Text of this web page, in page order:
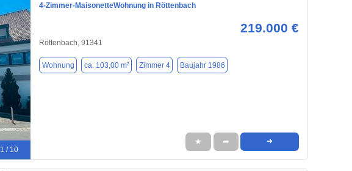
1 / 10
4-Zimmer-MaisonetteWohnung in Röttenbach
219.000 €
Röttenbach, 91341
Wohnung ca. 103,00 m² Zimmer 4 Baujahr 1986
★ ➦ ➜